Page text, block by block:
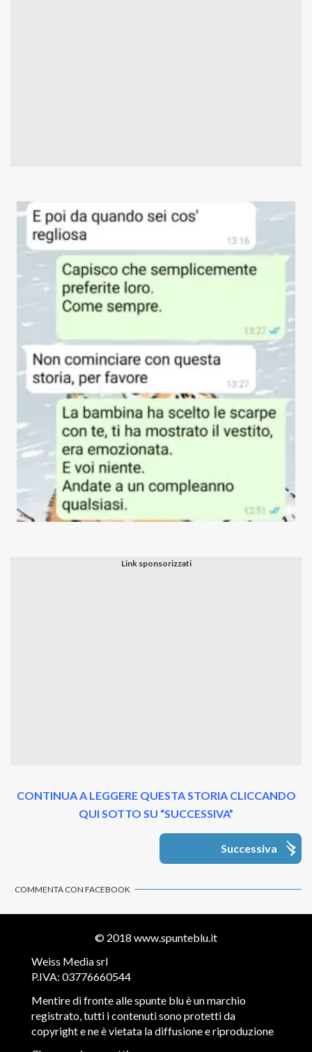
CONTINUA A LEGGERE QUESTA STORIA CLICCANDO
QUI SOTTO SU “SUCCESSIVA”
Successiva
COMMENTA CON FACEBOOK
© 2018 www.spunteblu.it
Weiss Media srl
P.IVA: 03776660544
Mentire di fronte alle spunte blu è un marchio
registrato, tutti i contenuti sono protetti da
copyright e ne è vietata la diffusione e riproduzione